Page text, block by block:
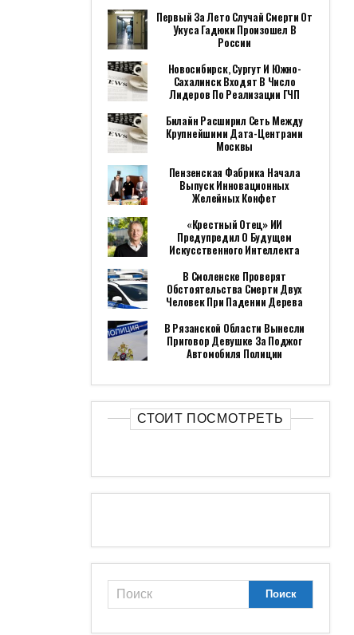
Первый За Лето Случай Смерти От
Укуса Гадюки Произошел В
России
Новосибирск, Сургут И Южно-
Сахалинск Входят В Число
Лидеров По Реализации ГЧП
Билайн Расширил Сеть Между
Крупнейшими Дата-Центрами
Москвы
Пензенская Фабрика Начала
Выпуск Инновационных
Желейных Конфет
«Крестный Отец» ИИ
Предупредил О Будущем
Искусственного Интеллекта
В Смоленске Проверят
Обстоятельства Смерти Двух
Человек При Падении Дерева
В Рязанской Области Вынесли
Приговор Девушке За Поджог
Автомобиля Полиции
СТОИТ ПОСМОТРЕТЬ